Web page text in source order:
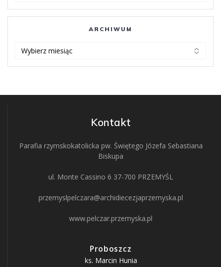
ARCHIWUM
Kontakt
Parafia rzymskokatolicka pw. Świętego Józefa Sebastiana
Biskupa
ul. Monte Cassino 6 37-700 PRZEMYŚL
przemyslpelczara@archidiecezjaprzemyska.pl
www.pelczar.przemyska.pl
Proboszcz
ks. Marcin Hunia